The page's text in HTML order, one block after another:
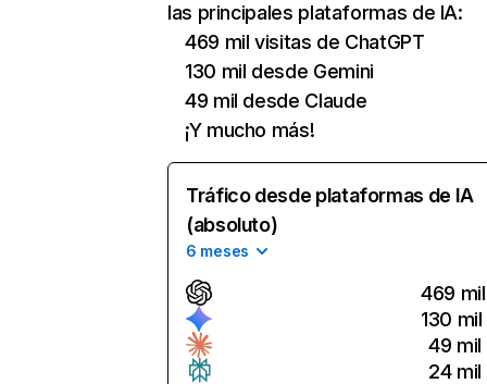
las principales plataformas de IA:
469 mil visitas de ChatGPT
130 mil desde Gemini
49 mil desde Claude
¡Y mucho más!
Tráfico desde plataformas de IA
(absoluto)
6 meses
469 mil
130 mil
49 mil
24 mil